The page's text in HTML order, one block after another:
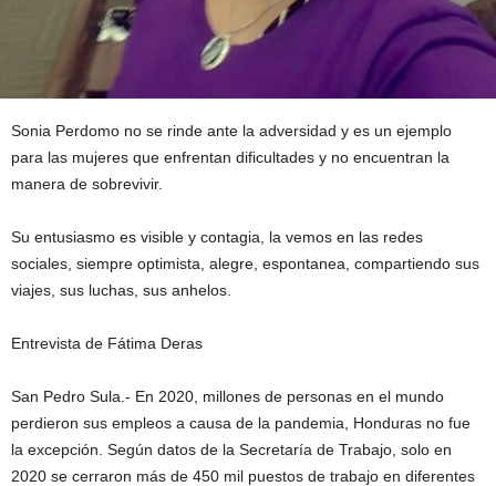
Sonia Perdomo no se rinde ante la adversidad y es un ejemplo
para las mujeres que enfrentan dificultades y no encuentran la
manera de sobrevivir.
Su entusiasmo es visible y contagia, la vemos en las redes
sociales, siempre optimista, alegre, espontanea, compartiendo sus
viajes, sus luchas, sus anhelos.
Entrevista de Fátima Deras
San Pedro Sula.- En 2020, millones de personas en el mundo
perdieron sus empleos a causa de la pandemia, Honduras no fue
la excepción. Según datos de la Secretaría de Trabajo, solo en
2020 se cerraron más de 450 mil puestos de trabajo en diferentes